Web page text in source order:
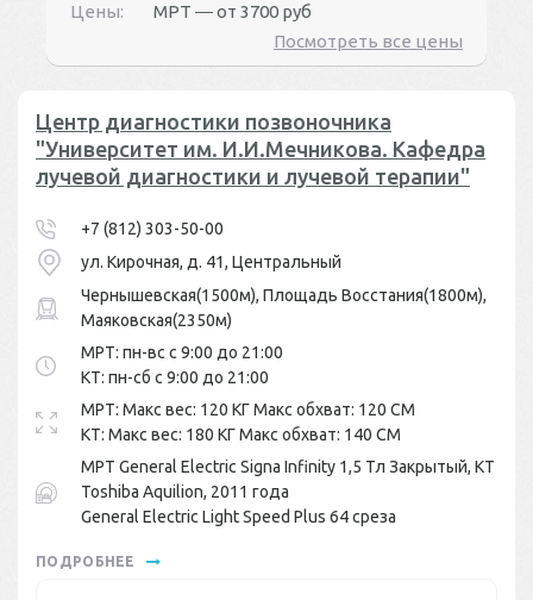
Цены: МРТ ― от 3700 руб
Посмотреть все цены
Центр диагностики позвоночника
"Университет им. И.И.Мечникова. Кафедра
лучевой диагностики и лучевой терапии"
+7 (812) 303-50-00
ул. Кирочная, д. 41, Центральный
Чернышевская(1500м), Площадь Восстания(1800м),
Маяковская(2350м)
МРТ: пн-вс с 9:00 до 21:00
КТ: пн-сб с 9:00 до 21:00
МРТ: Макс вес: 120 КГ Макс обхват: 120 СМ
КТ: Макс вес: 180 КГ Макс обхват: 140 СМ
МРТ General Electric Signa Infinity 1,5 Тл Закрытый, КТ
Toshiba Aquilion, 2011 года
General Electric Light Speed Plus 64 среза
ПОДРОБНЕЕ